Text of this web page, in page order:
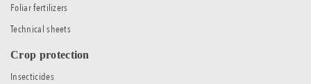
Foliar fertilizers
Technical sheets
Crop protection
Insecticides